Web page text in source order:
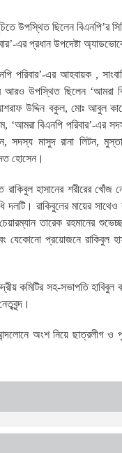
উপস্থিত ছিলেন বিএনপি’র
এর প্রধান উপদেষ্টা
পরিবার’-এর আহবায়ক ,
আরও উপস্থিত ছিলেন ‘আমরা
আশরাফ উদ্দিন বকুল, মোঃ আবুল
‘আমরা বিএনপি পরিবার’-এর
সদস্য মাসুদ রানা লিটন,
হোসেন।
হাসানের শরীরের খোঁজ
দলটি। রাকিবুলের মায়ের
তারেক রহমানের
যেকোনো প্রয়োজনে রাকিবুল
কমিটির সহ-সভাপতি হাবিবুল
অংশ নিয়ে ছাত্রলীগ